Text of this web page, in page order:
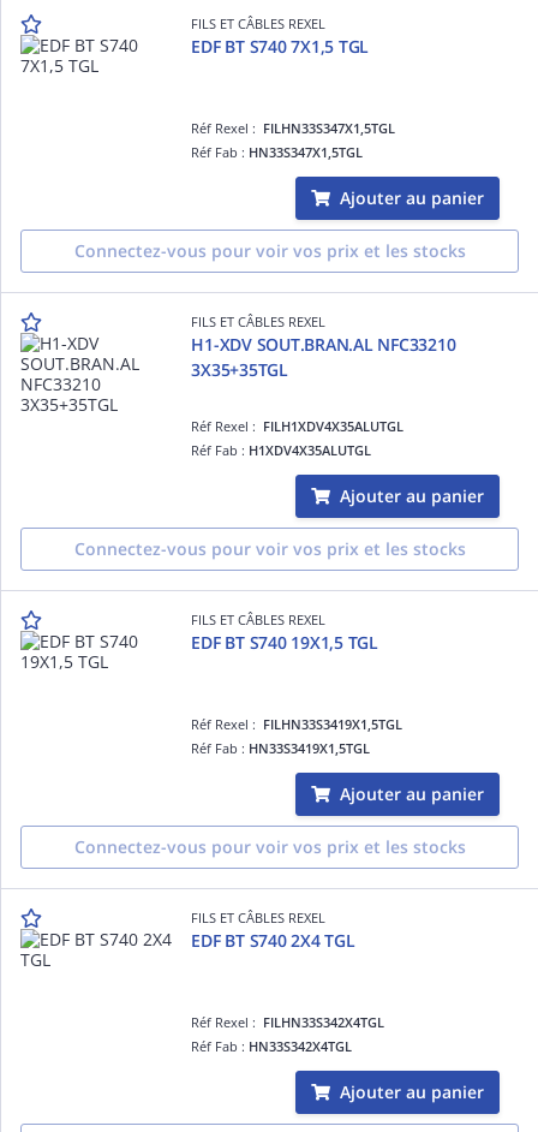
FILS ET CÂBLES REXEL
EDF BT S740 7X1,5 TGL
Réf Rexel : FILHN33S347X1,5TGL
Réf Fab : HN33S347X1,5TGL
Ajouter au panier
Connectez-vous pour voir vos prix et les stocks
FILS ET CÂBLES REXEL
H1-XDV SOUT.BRAN.AL NFC33210
3X35+35TGL
Réf Rexel : FILH1XDV4X35ALUTGL
Réf Fab : H1XDV4X35ALUTGL
Ajouter au panier
Connectez-vous pour voir vos prix et les stocks
FILS ET CÂBLES REXEL
EDF BT S740 19X1,5 TGL
Réf Rexel : FILHN33S3419X1,5TGL
Réf Fab : HN33S3419X1,5TGL
Ajouter au panier
Connectez-vous pour voir vos prix et les stocks
FILS ET CÂBLES REXEL
EDF BT S740 2X4 TGL
Réf Rexel : FILHN33S342X4TGL
Réf Fab : HN33S342X4TGL
Ajouter au panier